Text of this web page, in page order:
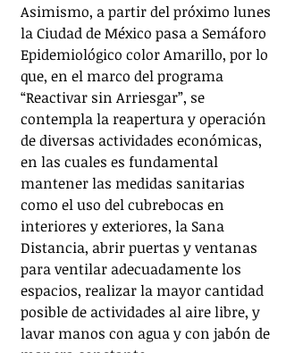
Asimismo, a partir del próximo lunes
la Ciudad de México pasa a Semáforo
Epidemiológico color Amarillo, por lo
que, en el marco del programa
“Reactivar sin Arriesgar”, se
contempla la reapertura y operación
de diversas actividades económicas,
en las cuales es fundamental
mantener las medidas sanitarias
como el uso del cubrebocas en
interiores y exteriores, la Sana
Distancia, abrir puertas y ventanas
para ventilar adecuadamente los
espacios, realizar la mayor cantidad
posible de actividades al aire libre, y
lavar manos con agua y con jabón de